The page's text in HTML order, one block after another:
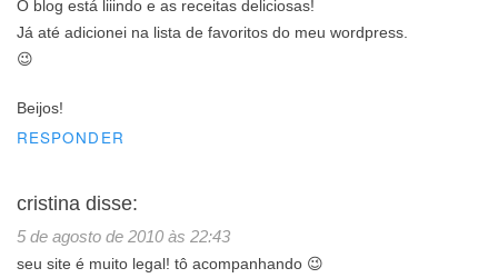
O blog está liiindo e as receitas deliciosas!
Já até adicionei na lista de favoritos do meu wordpress.
😉
Beijos!
RESPONDER
cristina disse:
5 de agosto de 2010 às 22:43
seu site é muito legal! tô acompanhando 😉